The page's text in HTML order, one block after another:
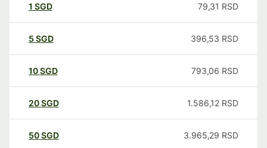
1 SGD 79,31 RSD
5 SGD 396,53 RSD
10SGD 793,06 RSD
20SGD 1.586,12 RSD
50SGD 3.965,29 RSD